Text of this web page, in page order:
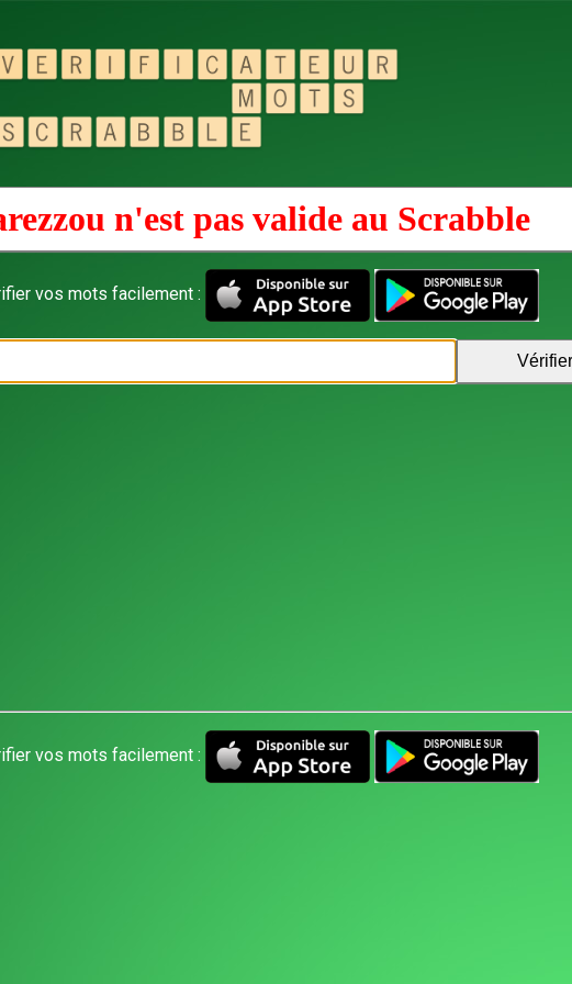
n'est pas valide au Scrabble
vos mots facilement :
vos mots facilement :